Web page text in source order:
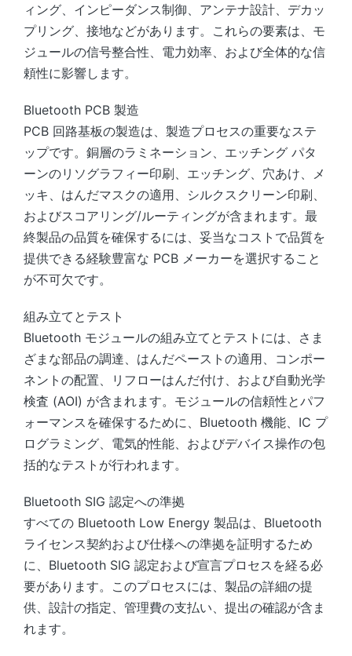
ィング、インピーダンス制御、アンテナ設計、デカッ
プリング、接地などがあります。これらの要素は、モ
ジュールの信号整合性、電力効率、および全体的な信
頼性に影響します。
Bluetooth PCB 製造
PCB 回路基板の製造は、製造プロセスの重要なステ
ップです。銅層のラミネーション、エッチング パタ
ーンのリソグラフィー印刷、エッチング、穴あけ、メ
ッキ、はんだマスクの適用、シルクスクリーン印刷、
およびスコアリング/ルーティングが含まれます。最
終製品の品質を確保するには、妥当なコストで品質を
提供できる経験豊富な PCB メーカーを選択すること
が不可欠です。
組み立てとテスト
Bluetooth モジュールの組み立てとテストには、さま
ざまな部品の調達、はんだペーストの適用、コンポー
ネントの配置、リフローはんだ付け、および自動光学
検査 (AOI) が含まれます。モジュールの信頼性とパフ
ォーマンスを確保するために、Bluetooth 機能、IC プ
ログラミング、電気的性能、およびデバイス操作の包
括的なテストが行​​われます。
Bluetooth SIG 認定への準拠
すべての Bluetooth Low Energy 製品は、Bluetooth
ライセンス契約および仕様への準拠を証明するため
に、Bluetooth SIG 認定および宣言プロセスを経る必
要があります。このプロセスには、製品の詳細の提
供、設計の指定、管理費の支払い、提出の確認が含ま
れます。